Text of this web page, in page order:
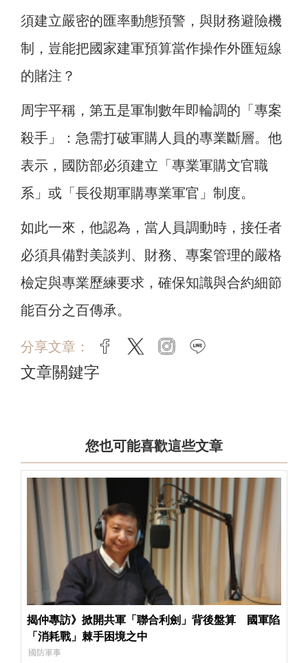
須建立嚴密的匯率動態預警，與財務避險機
制，豈能把國家建軍預算當作操作外匯短線
的賭注？
周宇平稱，第五是軍制數年即輪調的「專案
殺手」：急需打破軍購人員的專業斷層。他
表示，國防部必須建立「專業軍購文官職
系」或「長役期軍購專業軍官」制度。
如此一來，他認為，當人員調動時，接任者
必須具備對美談判、財務、專案管理的嚴格
檢定與專業歷練要求，確保知識與合約細節
能百分之百傳承。
分享文章： facebook
twitter instagram
文章關鍵字
您也可能喜歡這些文章
揭仲專訪》掀開共軍「聯合利劍」背後盤算 國軍陷
「消耗戰」棘手困境之中
國防軍事